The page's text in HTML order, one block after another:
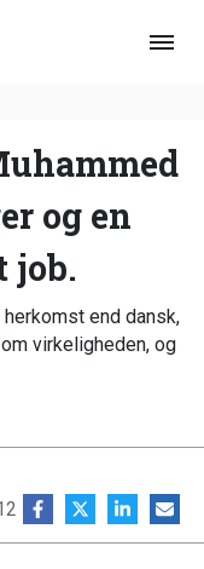
og en
job.
end dansk,
virkeligheden, og